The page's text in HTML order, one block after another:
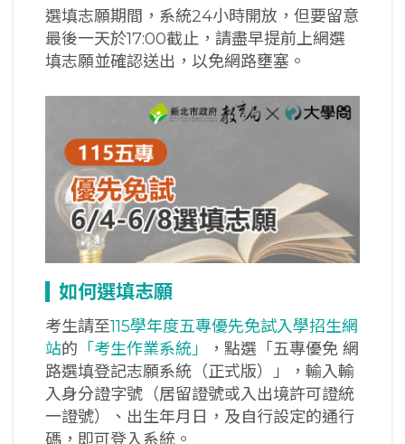
選填志願期間，系統24小時開放，但要留意
最後一天於17:00截止，請盡早提前上網選
填志願並確認送出，以免網路壅塞。
如何選填志願
考生請至115學年度五專優先免試入學招生網
站的 「考生作業系統」
，點選「五專優免 網
路選填登記志願系統（正式版）」，輸入輸
入身分證字號（居留證號或入出境許可證統
一證號）、出生年月日，及自行設定的通行
碼，即可登入系統。